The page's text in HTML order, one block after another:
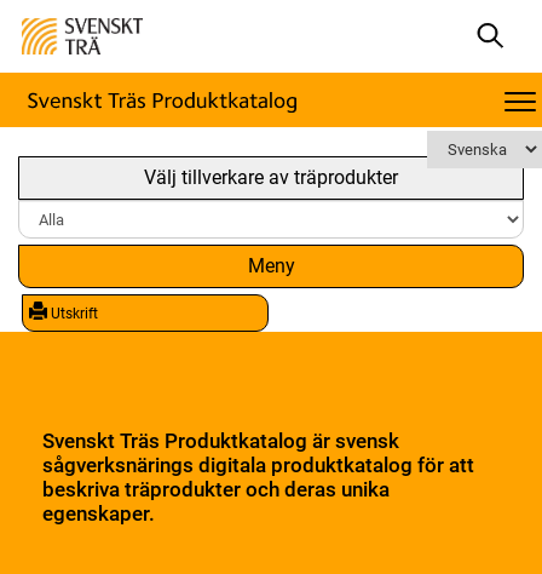
Välj tillverkare av träprodukter
Meny
Utskrift
Svenskt Träs Produktkatalog är svensk
sågverksnärings digitala produktkatalog för att
beskriva träprodukter och deras unika
egenskaper.